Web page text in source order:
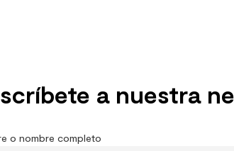
a nuestra
o nombre completo